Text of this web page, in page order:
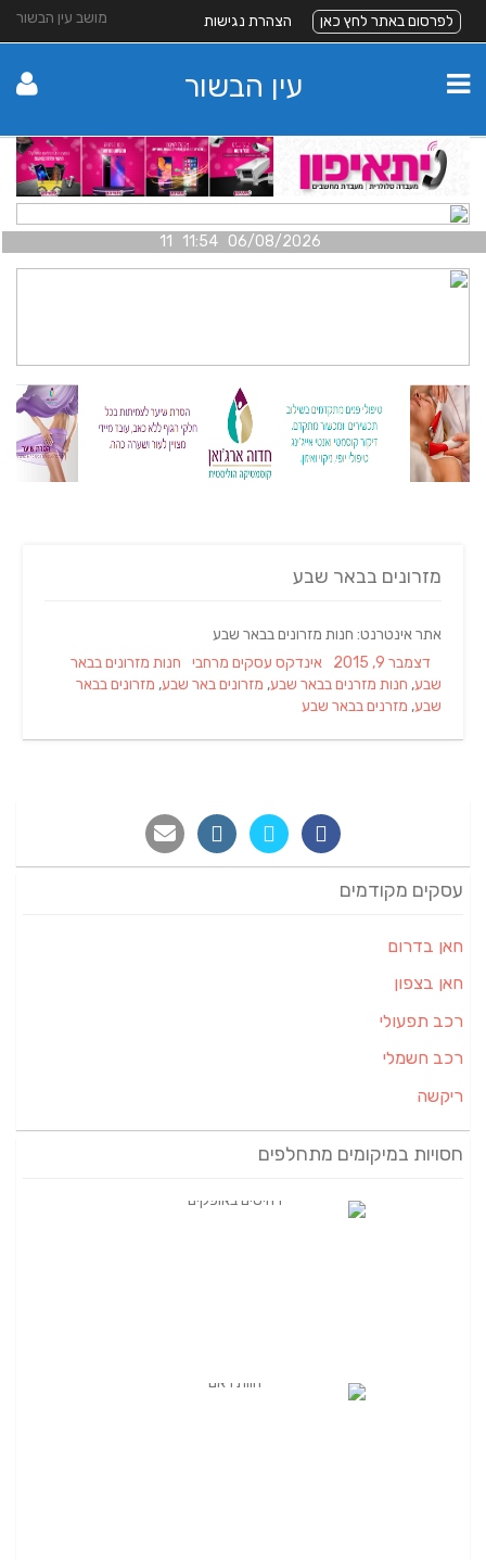
מושב עין הבשור לפרסום באתר לחץ כאן הצהרת נגישות
עין הבשור
06/08/2026 11:54 11
מזרונים בבאר שבע
אתר אינטרנט: חנות מזרונים בבאר שבע
Posted
on
דצמבר 9, 2015 Categories
אינדקס עסקים מרחבי Tags
חנות מזרונים בבאר
שבע, חנות מזרנים בבאר שבע, מזרונים באר שבע, מזרונים בבאר
שבע, מזרנים בבאר שבע
עסקים מקודמים
חאן בדרום
חאן בצפון
רכב תפעולי
רכב חשמלי
ריקשה
חסויות במיקומים מתחלפים